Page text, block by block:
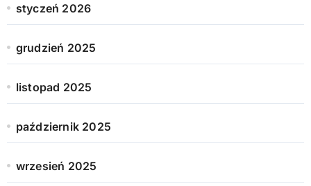
styczeń 2026
grudzień 2025
listopad 2025
październik 2025
wrzesień 2025